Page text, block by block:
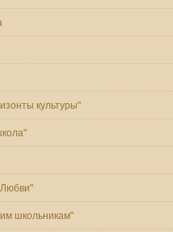
культуры"
Любви"
школьникам"